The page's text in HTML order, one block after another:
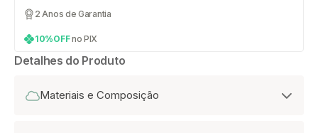
2 Anos de Garantia
10%OFFno PIX
Detalhes do Produto
Materiais e Composição